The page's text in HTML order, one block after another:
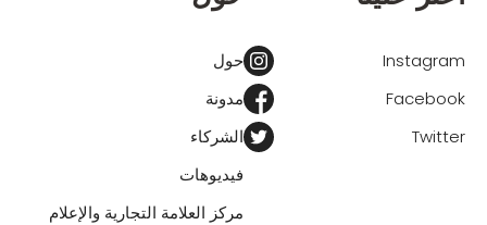
Instagram
Facebook
Twitter
حول
مدونة
الشركاء
فيديوهات
مركز العلامة التجارية والإعلام